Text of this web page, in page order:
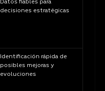
Datos fiables para
decisiones estratégicas
Identificación rápida de
posibles mejoras y
evoluciones